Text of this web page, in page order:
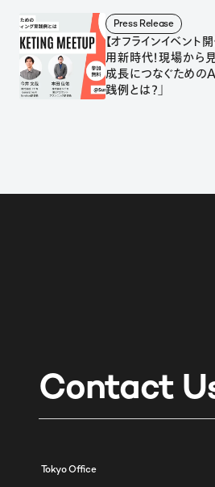
Press Release
【オフラインイベン
用新時代！現場から
成長につなぐための
践例とは？」
Contact
Tokyo Office